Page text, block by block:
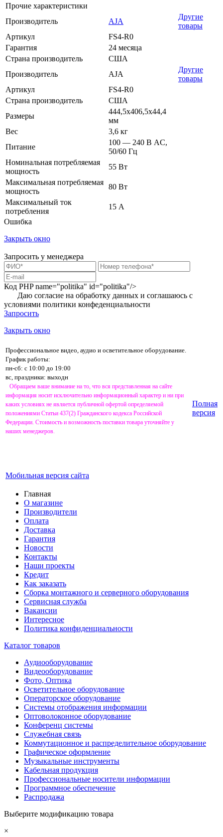
Прочие характеристики
Производитель
AJA
Другие
товары
Артикул
FS4-R0
Гарантия
24 месяца
Страна производитель
США
Производитель
AJA
Другие
товары
Артикул
FS4-R0
Страна производитель
США
Размеры
444,5х406,5х44,4
мм
Вес
3,6 кг
Питание
100 — 240 В AC,
50/60 Гц
Номинальная потребляемая
мощность
55 Вт
Максимальная потребляемая
мощность
80 Вт
Максимальный ток
потребления
15 А
Ошибка
Закрыть окно
Запросить у менеджера
Код PHPname="politika" id="politika"/>
Даю согласие на обработку данных и соглашаюсь с
условиями политики конфеденциальности
Запросить
Закрыть окно
Профессиональное видео, аудио и осветительное оборудование.
График работы:
пн-сб: с 10:00 до 19:00
вс, праздники: выходн
Обращаем ваше внимание на то, что вся представленная на сайте
информация носит исключительно информационный характер и ни при
каких условиях не является публичной офертой определяемой
положениями Статьи 437(2) Гражданского кодекса Российской
Федерации. Стоимость и возможность поставки товара уточняйте у
наших менеджеров.
Мобильная версия сайта
Полная
версия
Главная
О магазине
Производители
Оплата
Доставка
Гарантия
Новости
Контакты
Наши проекты
Кредит
Как заказать
Сборка монтажного и серверного оборудования
Сервисная служба
Вакансии
Интересное
Политика конфиденциальности
Каталог товаров
Аудиооборудование
Видеооборудование
Фото, Оптика
Осветительное оборудование
Операторское оборудование
Системы отображения информации
Оптоволоконное оборудование
Конференц системы
Служебная связь
Коммутационное и распределительное оборудование
Графическое оформление
Музыкальные инструменты
Кабельная продукция
Профессиональные носители информации
Программное обеспечение
Распродажа
Выберите модификацию товара
×